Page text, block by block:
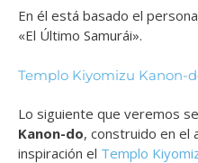
En él está basado el
«El Último Samurái».
Templo Kiyomizu Kanon-
Lo siguiente que veremos
Kanon-do, construido en el
inspiración el Templo